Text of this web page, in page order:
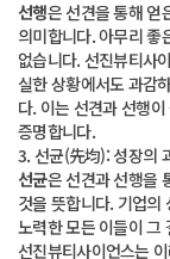
선행은 선견을 통해 얻
의미합니다. 아무리 좋
없습니다. 선진뷰티사
실한 상황에서도 과감
다. 이는 선견과 선행
증명합니다.
3. 선균(先均): 성장의
선균은 선견과 선행을
것을 뜻합니다. 기업의
노력한 모든 이들이 그
선진뷰티사이언스는